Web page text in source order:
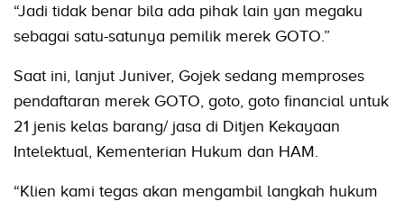
“Jadi tidak benar bila ada pihak lain yan megaku
sebagai satu-satunya pemilik merek GOTO.”
Saat ini, lanjut Juniver, Gojek sedang memproses
pendaftaran merek GOTO, goto, goto financial untuk
21 jenis kelas barang/ jasa di Ditjen Kekayaan
Intelektual, Kementerian Hukum dan HAM.
“Klien kami tegas akan mengambil langkah hukum